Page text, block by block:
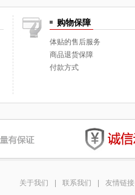
购物保障
体贴的售后服务
商品退货保障
付款方式
关于我们 联系我们 友情链接